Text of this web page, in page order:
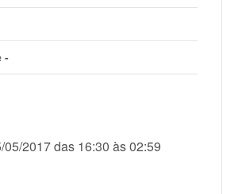
-
2017 das 16:30 às 02:59